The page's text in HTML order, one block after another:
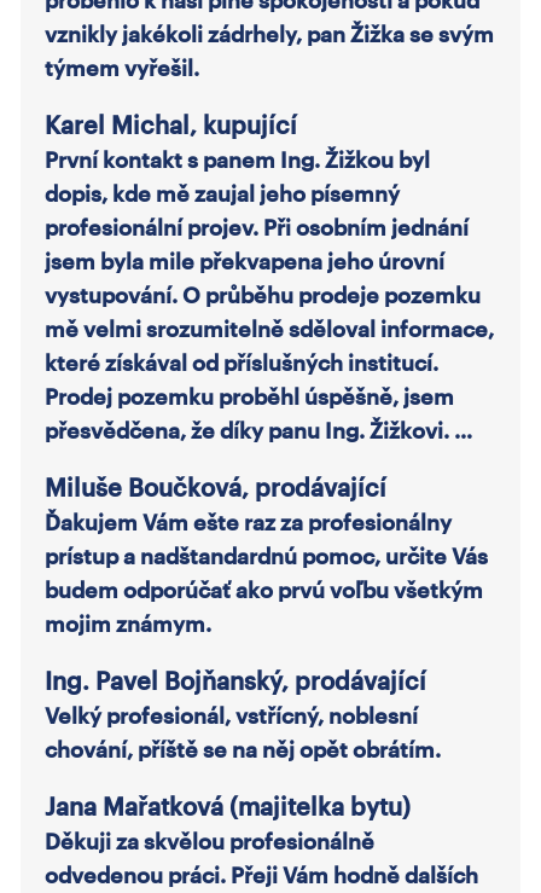
vznikly jakékoli zádrhely, pan Žižka se svým
týmem vyřešil.
Karel Michal, kupující
První kontakt s panem Ing. Žižkou byl
dopis, kde mě zaujal jeho písemný
profesionální projev. Při osobním jednání
jsem byla mile překvapena jeho úrovní
vystupování. O průběhu prodeje pozemku
mě velmi srozumitelně sděloval informace,
které získával od příslušných institucí.
Prodej pozemku proběhl úspěšně, jsem
přesvědčena, že díky panu Ing. Žižkovi. …
Miluše Boučková, prodávající
Ďakujem Vám ešte raz za profesionálny
prístup a nadštandardnú pomoc, určite Vás
budem odporúčať ako prvú voľbu všetkým
mojim známym.
Ing. Pavel Bojňanský, prodávající
Velký profesionál, vstřícný, noblesní
chování, příště se na něj opět obrátím.
Jana Mařatková (majitelka bytu)
Děkuji za skvělou profesionálně
odvedenou práci. Přeji Vám hodně dalších